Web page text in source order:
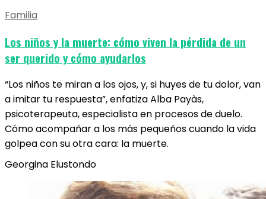
Familia
Los niños y la muerte: cómo viven la pérdida de un
ser querido y cómo ayudarlos
“Los niños te miran a los ojos, y, si huyes de tu dolor, van
a imitar tu respuesta”, enfatiza Alba Payàs,
psicoterapeuta, especialista en procesos de duelo.
Cómo acompañar a los más pequeños cuando la vida
golpea con su otra cara: la muerte.
Georgina Elustondo